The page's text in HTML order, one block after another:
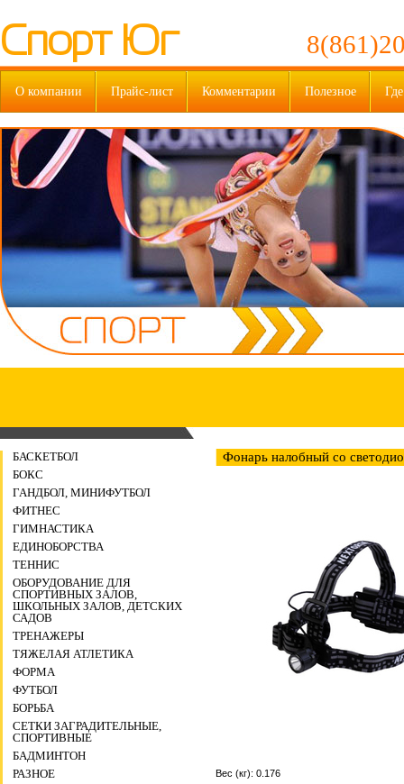
Спорт Юг
О компании Прайс-лист Комментарии Полезное
БАСКЕТБОЛ
БОКС
ГАНДБОЛ, МИНИФУТБОЛ
ФИТНЕС
ГИМНАСТИКА
ЕДИНОБОРСТВА
ТЕННИС
ОБОРУДОВАНИЕ ДЛЯ
СПОРТИВНЫХ ЗАЛОВ,
ШКОЛЬНЫХ ЗАЛОВ, ДЕТСКИХ
САДОВ
ТРЕНАЖЕРЫ
ТЯЖЕЛАЯ АТЛЕТИКА
ФОРМА
ФУТБОЛ
БОРЬБА
СЕТКИ ЗАГРАДИТЕЛЬНЫЕ,
СПОРТИВНЫЕ
БАДМИНТОН
РАЗНОЕ
Фонарь налобный со
Вес (кг): 0.176